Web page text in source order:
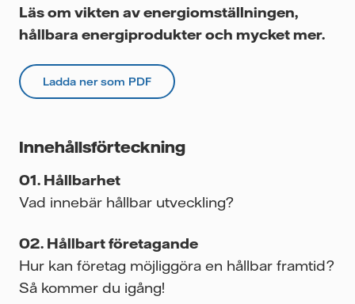
Läs om vikten av energiomställningen,
hållbara energiprodukter och mycket mer.
Ladda ner som PDF
Innehållsförteckning
Hållbarhet
Vad innebär hållbar utveckling?
Hållbart företagande
Hur kan företag möjliggöra en hållbar framtid?
Så kommer du igång!